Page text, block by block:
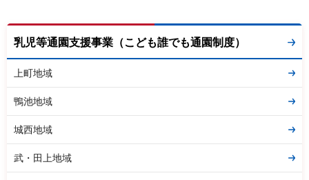
乳児等通園支援事業（こども誰でも通園制度）
上町地域
鴨池地域
城西地域
武・田上地域